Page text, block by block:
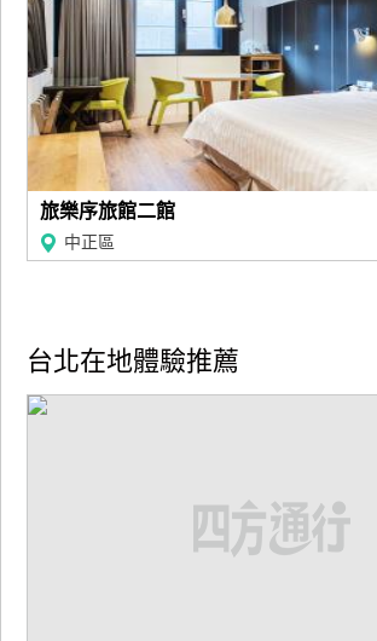
旅樂序旅館二館
中正區
台北在地體驗推薦